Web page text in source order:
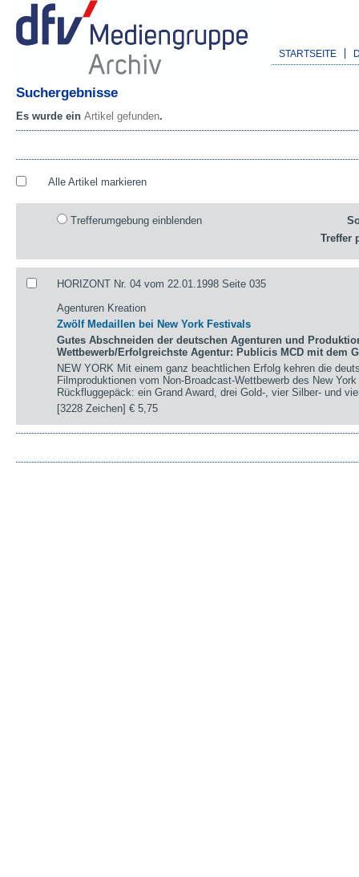
STARTSEITE
Suchergebnisse
Es wurde ein Artikel gefunden.
Alle Artikel markieren
Trefferumgebung einblenden
Treffer
HORIZONT Nr. 04 vom 22.01.1998 Seite 035
Agenturen Kreation
Zwölf Medaillen bei New York Festivals
Gutes Abschneiden der deutschen Agenturen und
Wettbewerb/Erfolgreichste Agentur: Publicis MCD mit dem
NEW YORK Mit einem ganz beachtlichen Erfolg kehren die
Filmproduktionen vom Non-Broadcast-Wettbewerb des New
Rückfluggepäck: ein Grand Award, drei Gold-, vier Silber- und
[3228 Zeichen]€ 5,75